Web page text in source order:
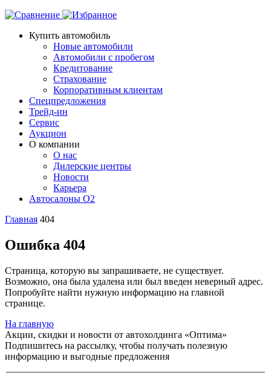
Купить автомобиль
Новые автомобили
Автомобили с пробегом
Кредитование
Страхование
Корпоративным клиентам
Спецпредложения
Трейд-ин
Сервис
Аукцион
О компании
О нас
Дилерские центры
Новости
Карьера
Автосалоны O2
Главная 404
Ошибка 404
Страница, которую вы запрашиваете, не существует.
Возможно, она была удалена или был введен неверный адрес.
Попробуйте найти нужную информацию на главной
странице.
На главную
Акции, скидки и новости от автохолдинга «Оптима»
Подпишитесь на рассылку, чтобы получать полезную
информацию и выгодные предложения